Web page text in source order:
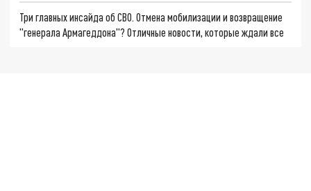
Три главных инсайда об СВО. Отмена мобилизации и возвращение
"генерала Армагеддона"? Отличные новости, которые ждали все